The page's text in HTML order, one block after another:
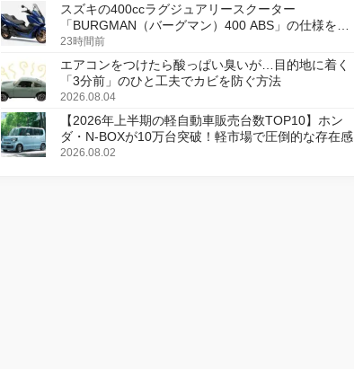
スズキの400ccラグジュアリースクーター
「BURGMAN（バーグマン）400 ABS」の仕様を変
更し、8月18日に発売
23時間前
エアコンをつけたら酸っぱい臭いが…目的地に着く
「3分前」のひと工夫でカビを防ぐ方法
2026.08.04
【2026年上半期の軽自動車販売台数TOP10】ホン
ダ・N-BOXが10万台突破！軽市場で圧倒的な存在感
2026.08.02